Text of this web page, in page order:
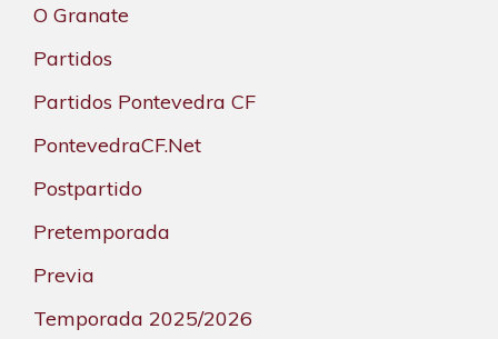
O Granate
Partidos
Partidos Pontevedra CF
PontevedraCF.Net
Postpartido
Pretemporada
Previa
Temporada 2025/2026